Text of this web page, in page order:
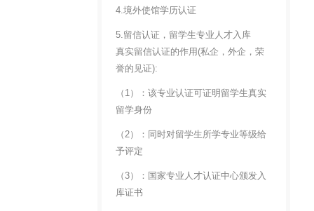
4.境外使馆学历认证
5.留信认证，留学生专业人才入库
真实留信认证的作用(私企，外企，荣
誉的见证):
（1）：该专业认证可证明留学生真实
留学身份
（2）：同时对留学生所学专业等级给
予评定
（3）：国家专业人才认证中心颁发入
库证书